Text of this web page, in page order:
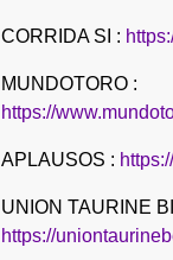
CORRIDA SI :
MUNDOTORO :
https://
APLAUSOS :
UNION TAURINE
https://